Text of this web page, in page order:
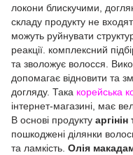
локони блискучими,
складу продукту не
можуть руйнувати
реакції. комплексний
та зволожує волосся.
допомагає відновити та
догляду. Така корейська
інтернет-магазині, має
В основі продукту
пошкоджені ділянки
та ламкість. Олія